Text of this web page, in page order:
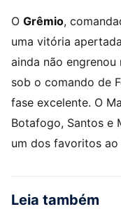
O Grêmio,
uma vitória
ainda não
sob o comando de
fase excelente. O
Botafogo, Santos e
um dos favoritos
Leia também